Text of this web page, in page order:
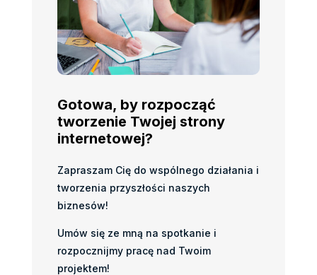
Gotowa, by rozpocząć
tworzenie Twojej strony
internetowej?
Zapraszam Cię do wspólnego działania i
tworzenia przyszłości naszych
biznesów!
Umów się ze mną na spotkanie i
rozpocznijmy pracę nad Twoim
projektem!